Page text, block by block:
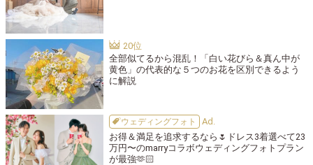
全部似てるから混乱！「白い花びら＆真ん中が
黄色」の代表的な５つのお花を区別できるよう
に解説
ウェディングフォト
お得＆満足を追求するなら🌷ドレス3着選べて23
万円〜のmarryコラボウェディングフォトプラン
が最強🫶🏻